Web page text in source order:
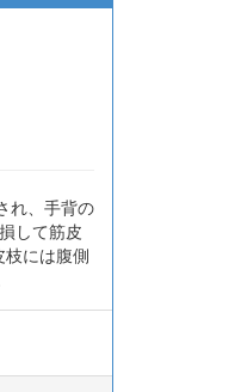
れ、手背の
して筋皮
には腹側